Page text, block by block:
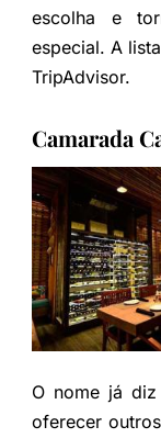
escolha e
especial. A
TripAdvisor.
Camarada
O nome já
oferecer